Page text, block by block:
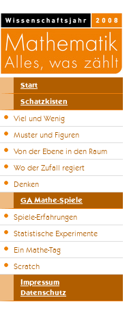
Start
Schatzkisten
Viel und Wenig
Muster und Figuren
Von der Ebene in den Raum
Wo der Zufall regiert
Denken
GA Mathe-Spiele
Spiele-Erfahrungen
Statistische Experimente
Ein Mathe-Tag
Scratch
Impressum
Datenschutz